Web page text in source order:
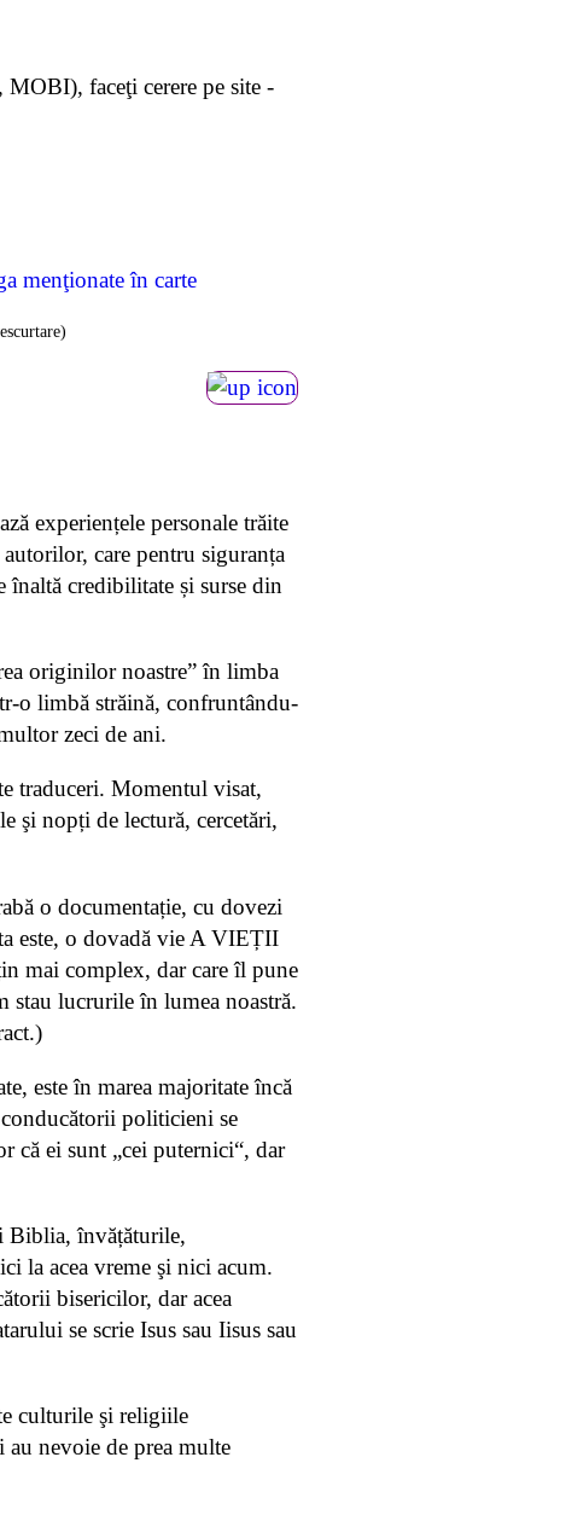
faceţi cerere pe site -
menţionate în carte
experiențele personale trăite
care pentru siguranța
înaltă credibilitate și surse din
originilor noastre” în limba
o limbă străină, confruntându-
zeci de ani.
traduceri. Momentul visat,
şi nopți de lectură, cercetări,
o documentație, cu dovezi
este, o dovadă vie A VIEȚII
complex, dar care îl pune
stau lucrurile în lumea noastră.
este în marea majoritate încă
politicieni se
că ei sunt „cei puternici“, dar
Biblia, învățăturile,
la acea vreme şi nici acum.
bisericilor, dar acea
se scrie Isus sau Iisus sau
culturile şi religiile
nevoie de prea multe